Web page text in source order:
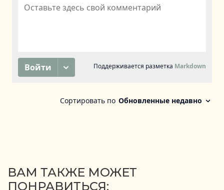
ВАМ ТАКЖЕ МОЖЕТ
ПОНРАВИТЬСЯ: